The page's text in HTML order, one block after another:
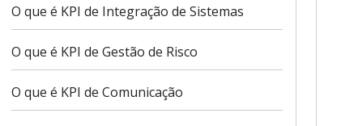
O que é KPI de Integração de Sistemas
O que é KPI de Gestão de Risco
O que é KPI de Comunicação